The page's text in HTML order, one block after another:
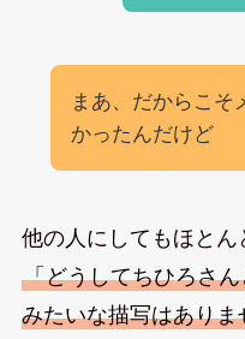
まあ、だからこそ
かったんだけど
他の人にしてもほと
「どうしてちひろさ
みたいな描写はありま